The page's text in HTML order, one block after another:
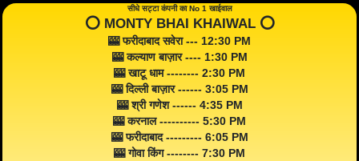
सीधे सट्टा कंपनी का No 1 खाईवाल
⭕️ MONTY BHAI KHAIWAL ⭕️
🎰 फरीदाबाद सवेरा --- 12:30 PM
🎰 कल्याण बाज़ार ---- 1:30 PM
🎰 खाटू धाम -------- 2:30 PM
🎰 दिल्ली बाज़ार ------ 3:05 PM
🎰 श्री गणेश ------ 4:35 PM
🎰 करनाल ---------- 5:30 PM
🎰 फरीदाबाद --------- 6:05 PM
🎰 गोवा किंग -------- 7:30 PM